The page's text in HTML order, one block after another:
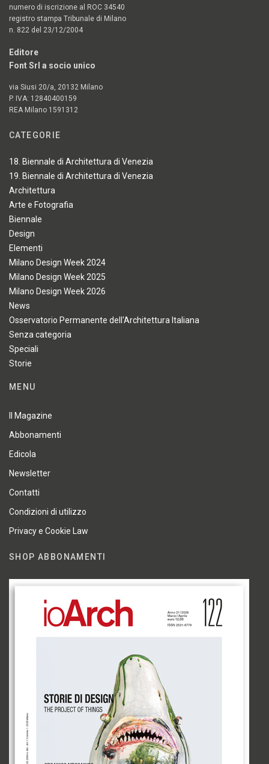
numero di iscrizione al ROC 34540
registro stampa Tribunale di Milano
n. 822 del 23/12/2004
Editore
Font Srl a socio unico
via Siusi 20/a, 20132 Milano
P. IVA: 12840400159
REA Milano 1591312
CATEGORIE
18. Biennale di Architettura di Venezia
19. Biennale di Architettura di Venezia
Architettura
Arte e Fotografia
Biennale
Design
Elementi
Milano Design Week 2024
Milano Design Week 2025
Milano Design Week 2026
News
Osservatorio Permanente dell'Architettura Italiana
Senza categoria
Speciali
Storie
MENU
Il Magazine
Abbonamenti
Edicola
Newsletter
Contatti
Condizioni di utilizzo
Privacy e Cookie Law
SHOP ABBONAMENTI